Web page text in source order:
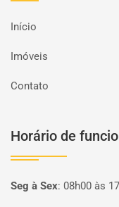
Início
Imóveis
Contato
Horário de
Seg à Sex: 08h00 às